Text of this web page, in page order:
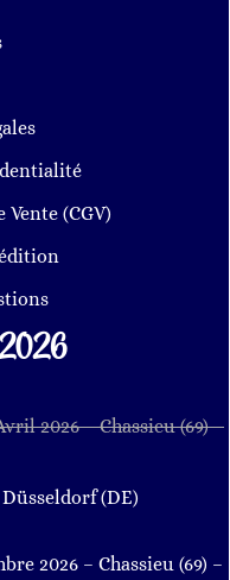
(CGV)
2026– Chassieu(69)–
Düsseldorf (DE)
2026 – Chassieu (69) –